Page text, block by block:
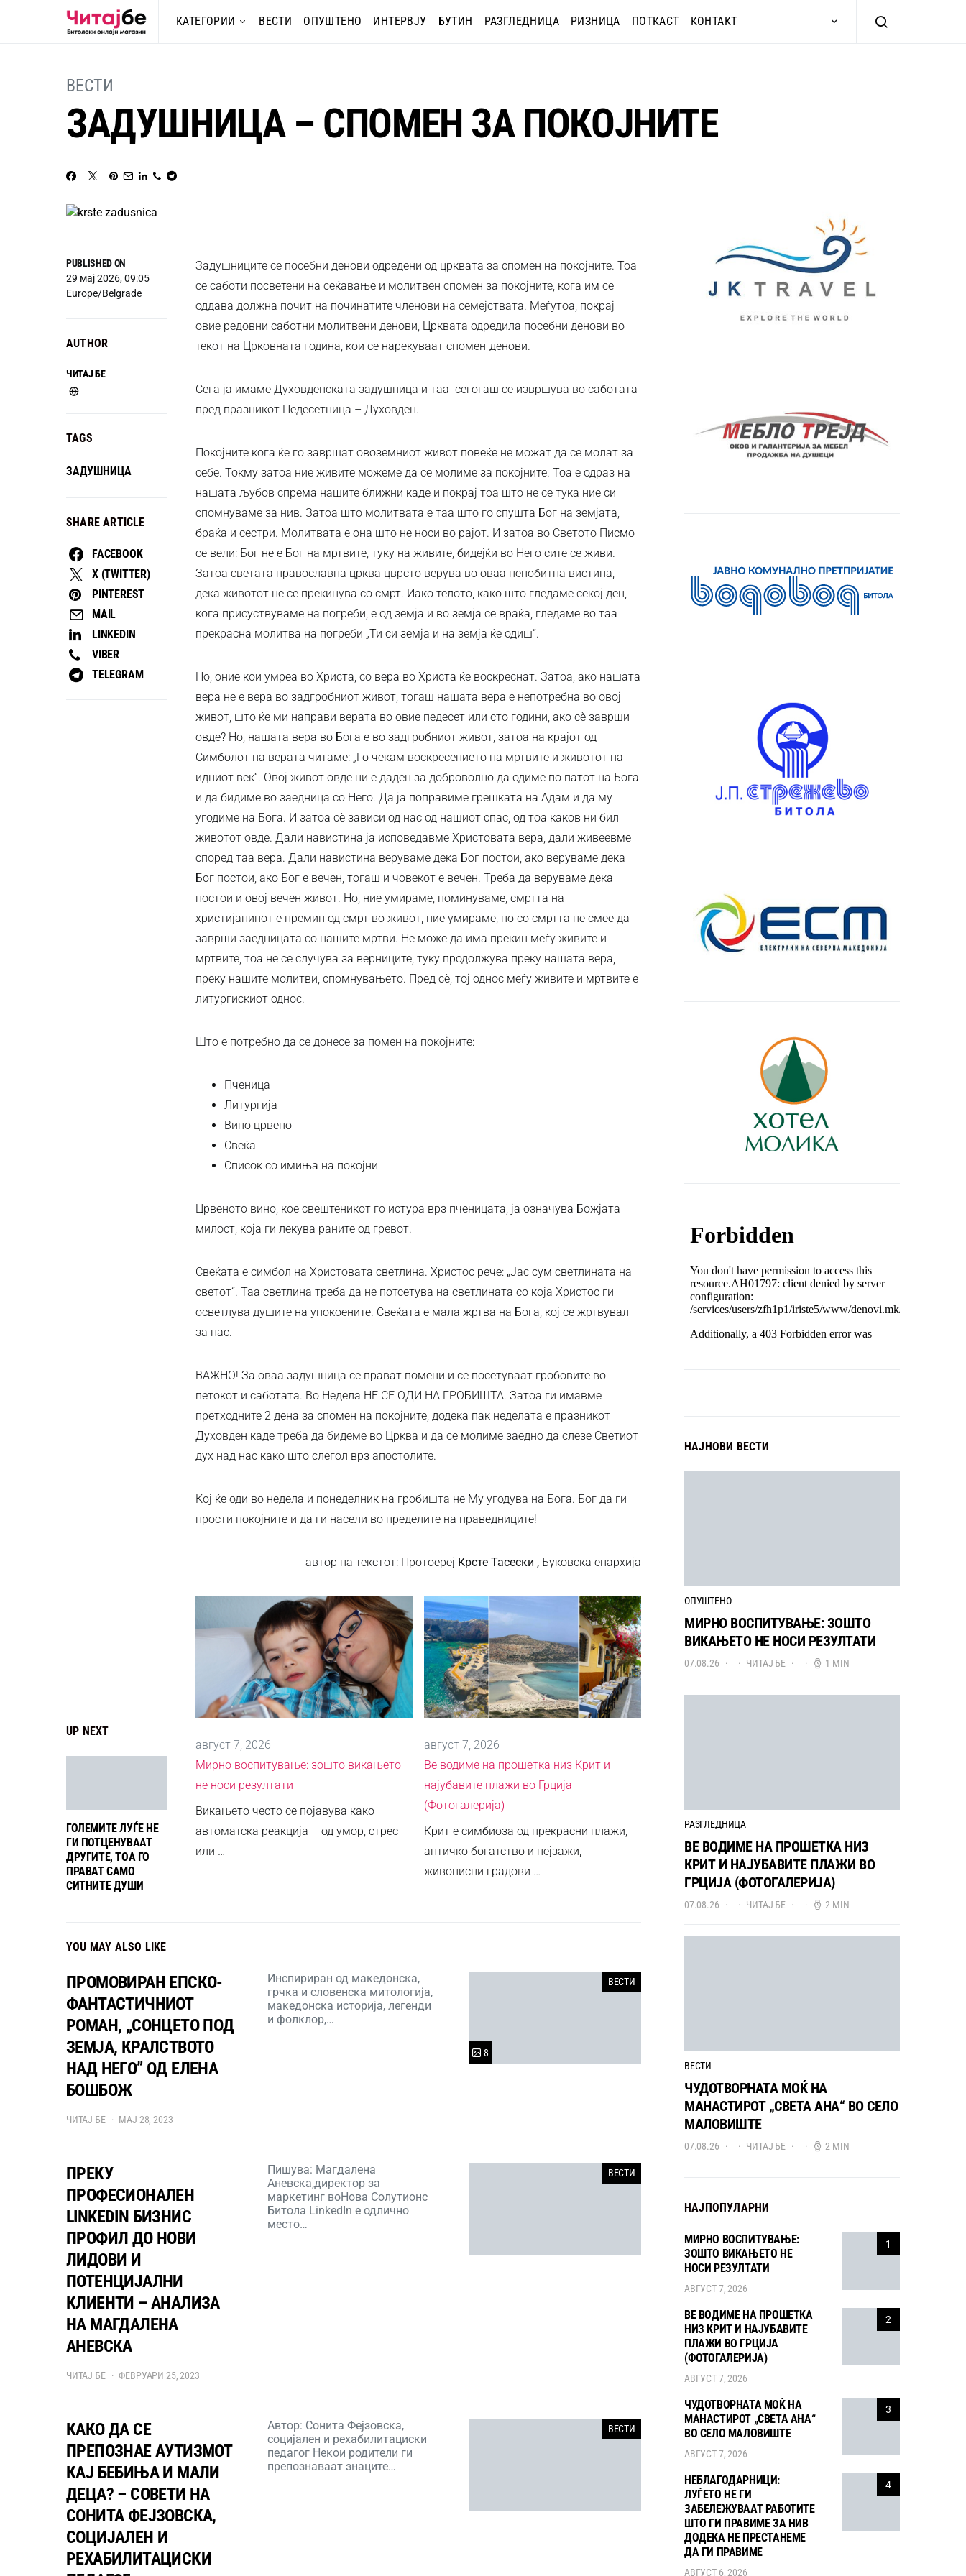
КАТЕГОРИИ ВЕСТИ ОПУШТЕНО ИНТЕРВЈУ БУТИН РАЗГЛЕДНИЦА РИЗНИЦА ПОТКАСТ КОНТАКТ
ВЕСТИ
ЗАДУШНИЦА – СПОМЕН ЗА ПОКОЈНИТЕ
UP NEXT
ГОЛЕМИТЕ ЛУЃЕ НЕ
ГИ ПОТЦЕНУВААТ
ДРУГИТЕ, ТОА ГО
ПРАВАТ САМО
СИТНИТЕ ДУШИ
PUBLISHED ON
29 мај 2026, 09:05
Europe/Belgrade
AUTHOR
ЧИТАЈ БЕ
TAGS
ЗАДУШНИЦА
SHARE ARTICLE
FACEBOOK
X (TWITTER)
PINTEREST
MAIL
LINKEDIN
VIBER
TELEGRAM
Задушниците се посебни денови одредени од црквата за спомен на покојните. Тоа
се саботи посветени на сеќавање и молитвен спомен за покојните, кога им се
оддава должна почит на починатите членови на семејствата. Меѓутоа, покрај
овие редовни саботни молитвени денови, Црквата одредила посебни денови во
текот на Црковната година, кои се нарекуваат спомен-денови.
Сега ја имаме Духовденската задушница и таа сегогаш се извршува во саботата
пред празникот Педесетница – Духовден.
Покојните кога ќе го завршат овоземниот живот повеќе не можат да се молат за
себе. Токму затоа ние живите можеме да се молиме за покојните. Тоа е одраз на
нашата љубов спрема нашите ближни каде и покрај тоа што не се тука ние си
спомнуваме за нив. Затоа што молитвата е таа што го спушта Бог на земјата,
браќа и сестри. Молитвата е она што не носи во рајот. И затоа во Светото Писмо
се вели: Бог не е Бог на мртвите, туку на живите, бидејќи во Него сите се живи.
Затоа светата православна црква цврсто верува во оваа непобитна вистина,
дека животот не се прекинува со смрт. Иако телото, како што гледаме секој ден,
кога присуствуваме на погреби, е од земја и во земја се враќа, гледаме во таа
прекрасна молитва на погреби „Ти си земја и на земја ќе одиш“.
Но, оние кои умреа во Христа, со вера во Христа ќе воскреснат. Затоа, ако нашата
вера не е вера во задгробниот живот, тогаш нашата вера е непотребна во овој
живот, што ќе ми направи верата во овие педесет или сто години, ако сè заврши
овде? Но, нашата вера во Бога е во задгробниот живот, затоа на крајот од
Симболот на верата читаме: „Го чекам воскресението на мртвите и животот на
идниот век“. Овој живот овде ни е даден за доброволно да одиме по патот на Бога
и да бидиме во заедница со Него. Да ја поправиме грешката на Адам и да му
угодиме на Бога. И затоа сè зависи од нас од нашиот спас, од тоа каков ни бил
животот овде. Дали навистина ја исповедавме Христовата вера, дали живеевме
според таа вера. Дали навистина веруваме дека Бог постои, ако веруваме дека
Бог постои, ако Бог е вечен, тогаш и човекот е вечен. Треба да веруваме дека
постои и овој вечен живот. Но, ние умираме, поминуваме, смртта на
христијанинот е премин од смрт во живот, ние умираме, но со смртта не смее да
заврши заедницата со нашите мртви. Не може да има прекин меѓу живите и
мртвите, тоа не се случува за верниците, туку продолжува преку нашата вера,
преку нашите молитви, спомнувањето. Пред сè, тој однос меѓу живите и мртвите е
литургискиот однос.
Што е потребно да се донесе за помен на покојните:
Пченица
Литургија
Вино црвено
Свеќа
Список со имиња на покојни
Црвеното вино, кое свештеникот го истура врз пченицата, ја означува Божјата
милост, која ги лекува раните од гревот.
Свеќата е симбол на Христовата светлина. Христос рече: „Јас сум светлината на
светот“. Таа светлина треба да не потсетува на светлината со која Христос ги
осветлува душите на упокоените. Свеќата е мала жртва на Бога, кој се жртвувал
за нас.
ВАЖНО! За оваа задушница се прават помени и се посетуваат гробовите во
петокот и саботата. Во Недела НЕ СЕ ОДИ НА ГРОБИШТА. Затоа ги имавме
претходните 2 дена за спомен на покојните, додека пак неделата е празникот
Духовден каде треба да бидеме во Црква и да се молиме заедно да слезе Светиот
дух над нас како што слегол врз апостолите.
Кој ќе оди во недела и понеделник на гробишта не Му угодува на Бога. Бог да ги
прости покојните и да ги насели во пределите на праведниците!
автор на текстот: Протоереј Крсте Тасески , Буковска епархија
август 7, 2026
Мирно воспитување: зошто викањето
не носи резултати
Викањето често се појавува како
автоматска реакција – од умор, стрес
или …
август 7, 2026
Ве водиме на прошетка низ Крит и
најубавите плажи во Грција
(Фотогалерија)
Крит е симбиоза од прекрасни плажи,
античко богатство и пејзажи,
живописни градови …
YOU MAY ALSO LIKE
ВЕСТИ
8
ПРОМОВИРАН ЕПСКО-
ФАНТАСТИЧНИОТ
РОМАН, „СОНЦЕТО ПОД
ЗЕМЈА, КРАЛСТВОТО
НАД НЕГО” ОД ЕЛЕНА
БОШБОЖ
Инспириран од македонска,
грчка и словенска митологија,
македонска историја, легенди
и фолклор,…
ЧИТАЈ БЕ МАЈ 28, 2023
ВЕСТИ
ПРЕКУ
ПРОФЕСИОНАЛЕН
LINKEDIN БИЗНИС
ПРОФИЛ ДО НОВИ
ЛИДОВИ И
ПОТЕНЦИЈАЛНИ
КЛИЕНТИ – АНАЛИЗА
НА МАГДАЛЕНА
АНЕВСКА
Пишува: Магдалена
Аневска,директор за
маркетинг воНова Солутионс
Битола LinkedIn е одлично
место…
ЧИТАЈ БЕ ФЕВРУАРИ 25, 2023
ВЕСТИ
КАКО ДА СЕ
ПРЕПОЗНАЕ АУТИЗМОТ
КАЈ БЕБИЊА И МАЛИ
ДЕЦА? – СОВЕТИ НА
СОНИТА ФЕЈЗОВСКА,
СОЦИЈАЛЕН И
РЕХАБИЛИТАЦИСКИ
Автор: Сонита Фејзовска,
социјален и рехабилитациски
педагог Некои родители ги
препознаваат знаците…
НАЈНОВИ ВЕСТИ
ОПУШТЕНО
МИРНО ВОСПИТУВАЊЕ: ЗОШТО
ВИКАЊЕТО НЕ НОСИ РЕЗУЛТАТИ
07.08.26 ЧИТАЈ БЕ 1 MIN
РАЗГЛЕДНИЦА
ВЕ ВОДИМЕ НА ПРОШЕТКА НИЗ
КРИТ И НАЈУБАВИТЕ ПЛАЖИ ВО
ГРЦИЈА (ФОТОГАЛЕРИЈА)
07.08.26 ЧИТАЈ БЕ 2 MIN
ВЕСТИ
ЧУДОТВОРНАТА МОЌ НА
МАНАСТИРОТ „СВЕТА АНА“ ВО СЕЛО
МАЛОВИШТЕ
07.08.26 ЧИТАЈ БЕ 2 MIN
НАЈПОПУЛАРНИ
1
МИРНО ВОСПИТУВАЊЕ:
ЗОШТО ВИКАЊЕТО НЕ
НОСИ РЕЗУЛТАТИ
АВГУСТ 7, 2026
2
ВЕ ВОДИМЕ НА ПРОШЕТКА
НИЗ КРИТ И НАЈУБАВИТЕ
ПЛАЖИ ВО ГРЦИЈА
(ФОТОГАЛЕРИЈА)
АВГУСТ 7, 2026
3
ЧУДОТВОРНАТА МОЌ НА
МАНАСТИРОТ „СВЕТА АНА“
ВО СЕЛО МАЛОВИШТЕ
АВГУСТ 7, 2026
4
НЕБЛАГОДАРНИЦИ:
ЛУЃЕТО НЕ ГИ
ЗАБЕЛЕЖУВААТ РАБОТИТЕ
ШТО ГИ ПРАВИМЕ ЗА НИВ
ДОДЕКА НЕ ПРЕСТАНЕМЕ
ДА ГИ ПРАВИМЕ
АВГУСТ 6, 2026